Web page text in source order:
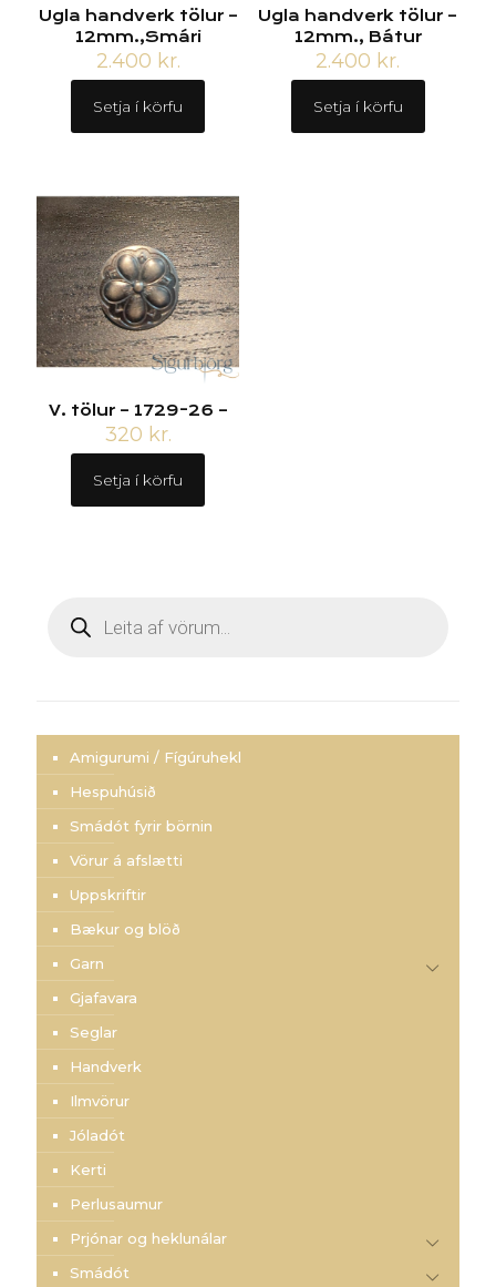
Ugla handverk tölur –
12mm.,Smári
2.400 kr.
Setja í körfu
Ugla handverk tölur –
12mm., Bátur
2.400 kr.
Setja í körfu
V. tölur – 1729-26 –
320 kr.
Setja í körfu
search
Amigurumi / Fígúruhekl
Hespuhúsið
Smádót fyrir börnin
Vörur á afslætti
Uppskriftir
Bækur og blöð
Garn
Gjafavara
Seglar
Handverk
Ilmvörur
Jóladót
Kerti
Perlusaumur
Prjónar og heklunálar
Smádót